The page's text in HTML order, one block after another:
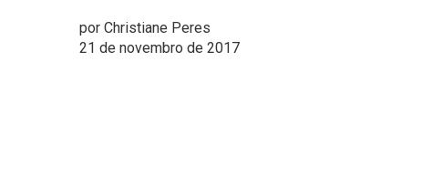
por Christiane Peres
21 de novembro de 2017